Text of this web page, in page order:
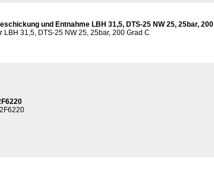
und Entnahme LBH 31,5, DTS-25 NW 25, 25bar,
LBH 31,5, DTS-25 NW 25, 25bar, 200 Grad C